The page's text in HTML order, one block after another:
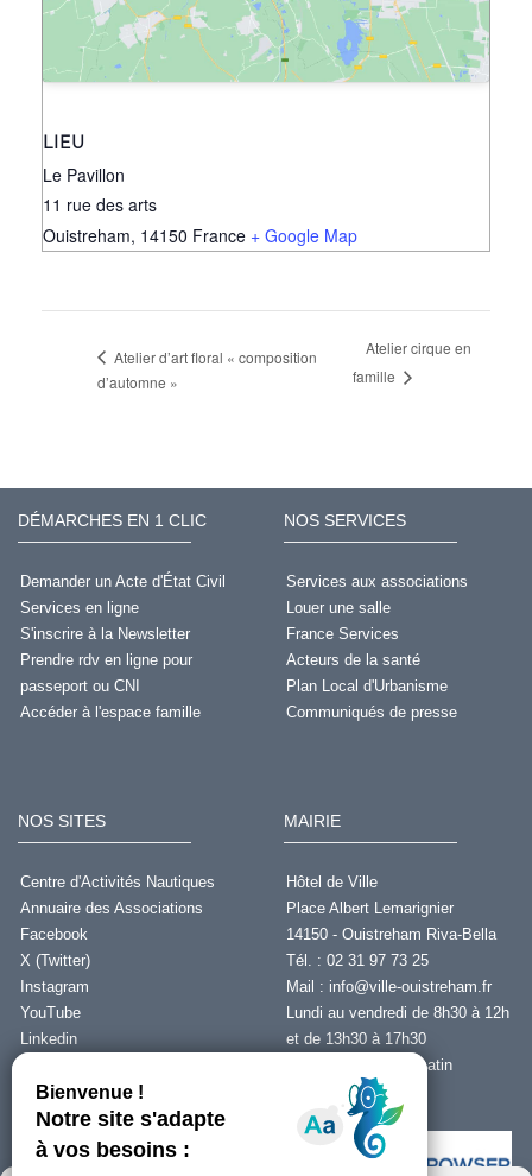
LIEU
Le Pavillon
11 rue des arts
Ouistreham, 14150 France + Google Map
Atelier d’art floral « composition
d’automne »
Atelier cirque en
famille
DÉMARCHES EN 1 CLIC
Demander un Acte d'État Civil
Services en ligne
S'inscrire à la Newsletter
Prendre rdv en ligne pour
passeport ou CNI
Accéder à l'espace famille
NOS SERVICES
Services aux associations
Louer une salle
France Services
Acteurs de la santé
Plan Local d'Urbanisme
Communiqués de presse
NOS SITES
Centre d'Activités Nautiques
Annuaire des Associations
Facebook
X (Twitter)
Instagram
YouTube
Linkedin
MAIRIE
Hôtel de Ville
Place Albert Lemarignier
14150 - Ouistreham Riva-Bella
Tél. : 02 31 97 73 25
Mail : info@ville-ouistreham.fr
Lundi au vendredi de 8h30 à 12h
et de 13h30 à 17h30
Fermeture le jeudi matin
Nous contacter